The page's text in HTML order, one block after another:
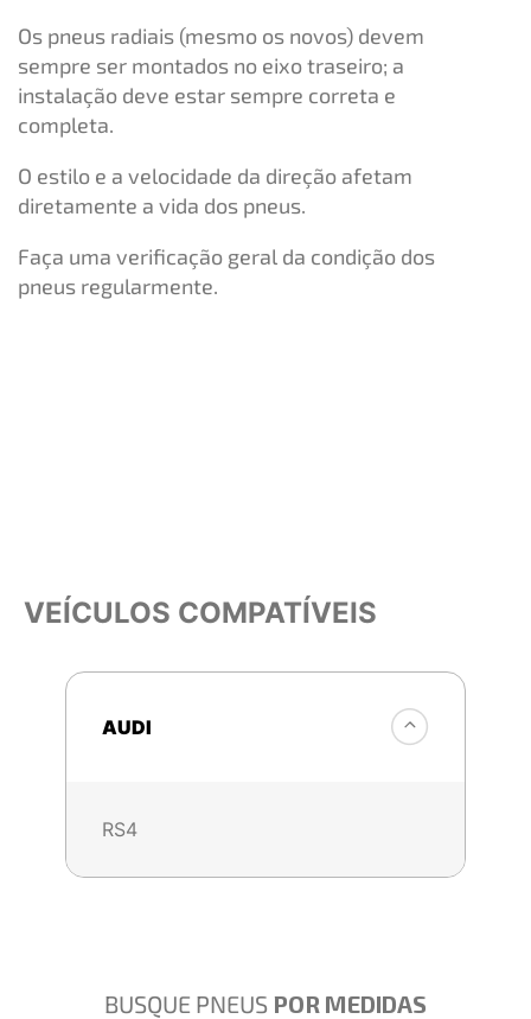
Os pneus radiais (mesmo os novos) devem
sempre ser montados no eixo traseiro; a
instalação deve estar sempre correta e
completa.
O estilo e a velocidade da direção afetam
diretamente a vida dos pneus.
Faça uma verificação geral da condição dos
pneus regularmente.
VEÍCULOS COMPATÍVEIS
AUDI
RS4
BUSQUE PNEUS POR MEDIDAS